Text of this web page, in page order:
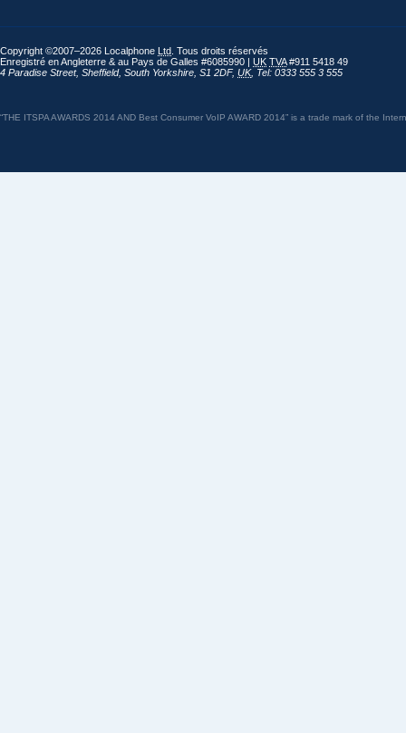
Copyright ©2007–2026 Localphone Ltd . Tous droits réservés
Enregistré en Angleterre & au Pays de Galles #6085990 | UK TVA#911 5418 49
4 Paradise Street, Sheffield, South Yorkshire S1 2DF, UK, Tel: 0333 555 3 555
“THE ITSPA AWARDS 2014 AND Best Consumer VoIP AWARD 2014” is a trade mark of the